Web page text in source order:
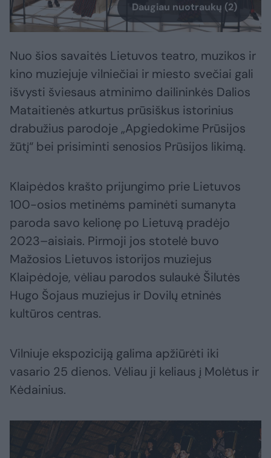
Daugiau nuotraukų (2)
Nuo šios savaitės Lietuvos teatro, muzikos ir
kino muziejuje vilniečiai ir miesto svečiai gali
išvysti šviesaus atminimo dailininkės Dalios
Mataitienės atkurtus prūsiškus istorinius
drabužius parodoje „Apgiedokime Prūsijos
žūtį“ bei prisiminti senosios Prūsijos likimą.
Klaipėdos krašto prijungimo prie Lietuvos
100-osios metinėms paminėti sumanyta
paroda savo kelionę po Lietuvą pradėjo
2023–aisiais. Pirmoji jos stotelė buvo
Mažosios Lietuvos istorijos muziejus
Klaipėdoje, vėliau parodos sulaukė Šilutės
Hugo Šojaus muziejus ir Dovilų etninės
kultūros centras.
Vilniuje ekspoziciją galima apžiūrėti iki
vasario 25 dienos. Vėliau ji keliaus į Molėtus ir
Kėdainius.